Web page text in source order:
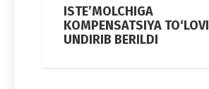
ISTE’MOLCHIGA
KOMPENSATSIYA TO‘LOVI
UNDIRIB BERILDI